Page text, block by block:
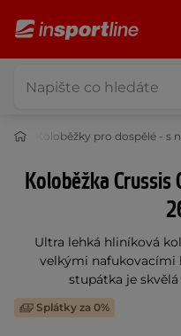
Koloběžky pro dospělé - s
Koloběžka Crussis
Ultra lehká hliníková
velkými nafukovacími
stupátka je
Splátky za 0%